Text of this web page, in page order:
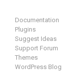
Documentation
Plugins
Suggest Ideas
Support Forum
Themes
WordPress Blog